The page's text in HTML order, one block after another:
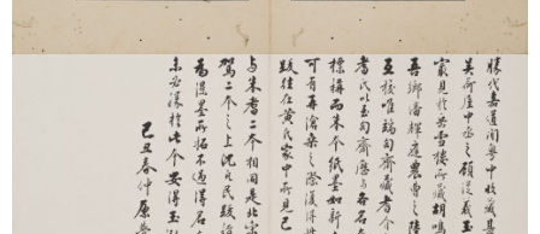
文物馆藏此本有清代著名金石学者翁方纲题跋，该跋收入《苏斋
题跋》。此本也曾著录于碑帖专家王壮弘先生的名作《增补校碑
随笔》之中。（详细介绍
可参见
）
四：唐怀仁集王羲之圣教序（孔氏岳雪楼本）